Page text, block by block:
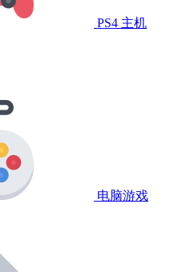
PS4 主机
电脑游戏